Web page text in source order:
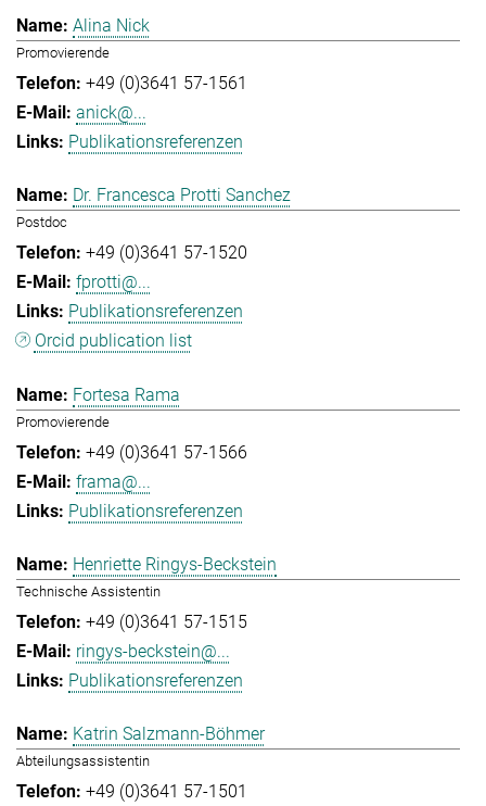
Alina Nick
Promovierende
+49 (0)3641 57-1561
anick@...
Publikationsreferenzen
Dr. Francesca Protti Sanchez
Postdoc
+49 (0)3641 57-1520
fprotti@...
Publikationsreferenzen
Orcid publication list
Fortesa Rama
Promovierende
+49 (0)3641 57-1566
frama@...
Publikationsreferenzen
Henriette Ringys-Beckstein
Technische Assistentin
+49 (0)3641 57-1515
ringys-beckstein@...
Publikationsreferenzen
Katrin Salzmann-Böhmer
Abteilungsassistentin
+49 (0)3641 57-1501